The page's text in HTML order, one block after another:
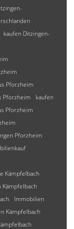
kaufen Ditzingen-
Pforzheim
Pforzheim
kaufen
Pforzheim
Pforzheim
Kämpfelbach
Kämpfelbach
Immobilien
Kämpfelbach